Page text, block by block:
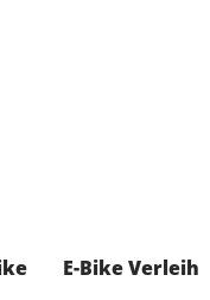
E-Bike Verleih